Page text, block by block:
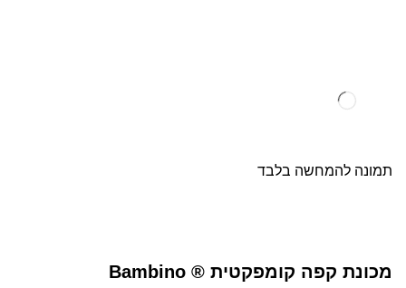
תמונה להמחשה בלבד
מכונת קפה קומפקטית Bambino ®